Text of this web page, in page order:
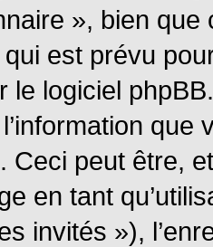
», bien
est prévu
le logiciel
Ceci peut être,
en tant
invités »),